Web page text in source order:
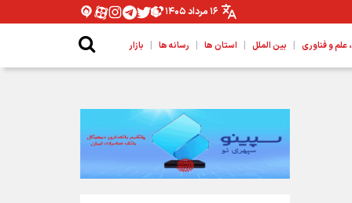
۱۶ مرداد ۱۴۰۵
و فناوری | بین الملل | استان ها | رسانه ها | بازار